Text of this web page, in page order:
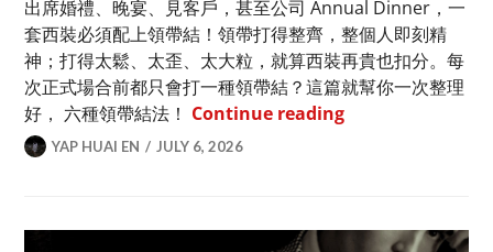
出席婚禮、晚宴、見客戶，甚至公司 Annual Dinner，一
套西裝必須配上領帶結！領帶打得整齊，整個人即刻精
神；打得太鬆、太歪、太大粒，就算西裝再貴也扣分。每
次正式場合前都只會打一種領帶結？這篇就幫你一次整理
好， 六種領帶結法！ Continue reading如何打領帶？6 種
YAP HUAI EN JULY 6, 2026